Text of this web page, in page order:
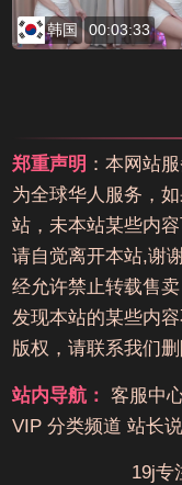
韩国 00:03:33
郑重声明 ：本网站
为全球华人服务，
站，未本站某些内
请自觉离开本站,谢
经允许禁止转载售
发现本站的某些内
版权，请联系我们删
站内导航： 客服中
VIP 分类频道 站长说
19j专